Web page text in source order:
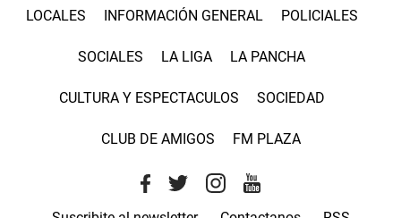
LOCALES INFORMACIÓN GENERAL POLICIALES
SOCIALES LA LIGA LA PANCHA
CULTURA Y ESPECTACULOS SOCIEDAD
CLUB DE AMIGOS FM PLAZA